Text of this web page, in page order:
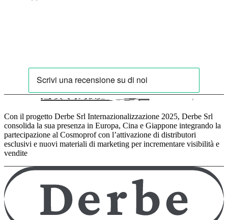
Con il progetto Derbe Srl Internazionalizzazione 2025, Derbe Srl
consolida la sua presenza in Europa, Cina e Giappone integrando la
partecipazione al Cosmoprof con l’attivazione di distributori
esclusivi e nuovi materiali di marketing per incrementare visibilità e
vendite